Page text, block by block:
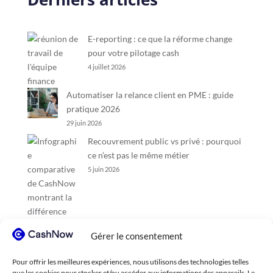
Gérer le consentement
Pour offrir les meilleures expériences, nous utilisons des technologies telles
E-reporting : ce que la réforme change
pour votre pilotage cash
4 juillet 2026
Automatiser la relance client en PME : guide
pratique 2026
29 juin 2026
Recouvrement public vs privé : pourquoi
ce n’est pas le même métier
5 juin 2026